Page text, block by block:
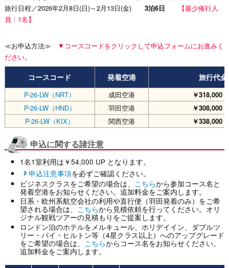
旅行日程／2026年2月8日(日)～2月13日(金) 3泊6日
【最少催行人
員：1名】
≪お申込方法≫
▼コースコードをクリックして申込フォームにお進みく
ださい。
コースコード 発着空港 旅行代
P-26-LW（NRT） 成田空港 ￥318,000
P-26-LW（HND）
羽田空港 ￥308,000
P-26-LW（KIX）
関西空港 ￥338,000
申込に関する諸注意
1名1室利用は￥54,000 UP となります。
申込注意事項を必ずご確認ください。
ビジネスクラスをご希望の場合は、
こちらから参加コース名と
発着空港をお知らせください。追加料金をご案内します。
日系・欧州系航空会社の利用や直行便（羽田発着のみ）をご希
望される場合は、 こちらから見積依頼を行ってください。オリ
ジナル観戦ツアーの見積もりをご提案します。
ロンドン泊のホテルをメルキュール、ホリデイイン、ダブルツ
リー・バイ・ヒルトン等（4星クラス以上）へのアップグレード
をご希望の場合は、 こちらからコース名をお知らせください。
追加料金をご案内します。